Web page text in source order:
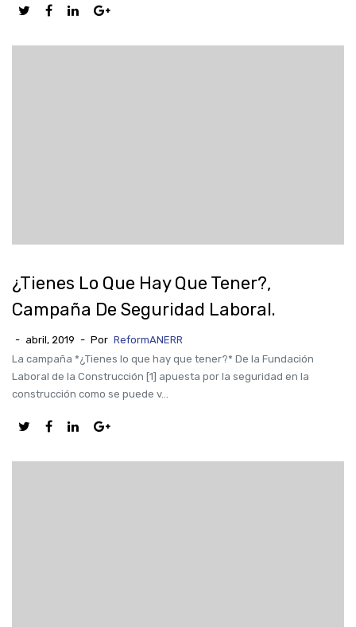
¿Tienes Lo Que Hay Que Tener?,
Campaña De Seguridad Laboral.
- abril, 2019 - Por ReformANERR
La campaña *¿Tienes lo que hay que tener?* De la Fundación
Laboral de la Construcción [1] apuesta por la seguridad en la
construcción como se puede v...